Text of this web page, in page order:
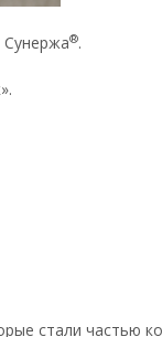
Сунержа®.
стали частью